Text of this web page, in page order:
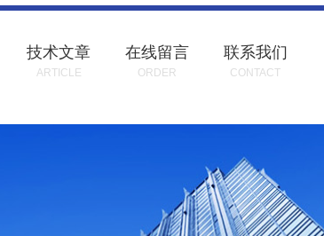
技术文章
ARTICLE
在线留言
ORDER
联系我们
CONTACT